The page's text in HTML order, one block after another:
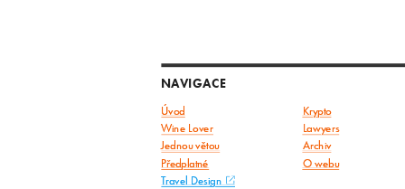
NAVIGACE
Úvod Krypto
Wine Lover
Lawyers
Jednou větou
Archiv
Předplatné O webu
Travel Design